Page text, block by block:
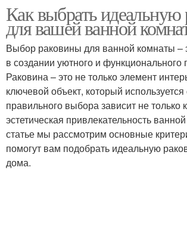
Мебельная раковина
Раковины при
планировке
Как выбрать идеальную
для вашей ванной
Выбор раковины для ванной комнаты –
в создании уютного и функционального
Раковина – это не только элемент
ключевой объект, который
правильного выбора зависит не только
эстетическая привлекательность
статье мы рассмотрим основные
помогут вам подобрать идеальную
дома.